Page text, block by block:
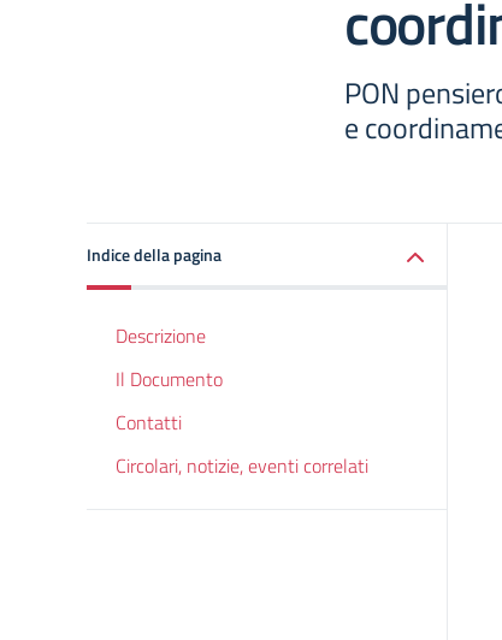
PON
e
Indice della pagina
Descrizione
Il Documento
Contatti
Circolari, notizie, eventi correlati